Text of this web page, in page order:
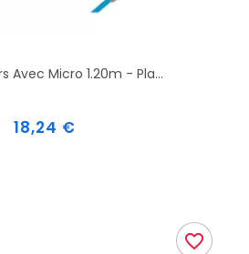
Avec Micro 1.20m - Pla...
Prix
18,24 €
favorite_border